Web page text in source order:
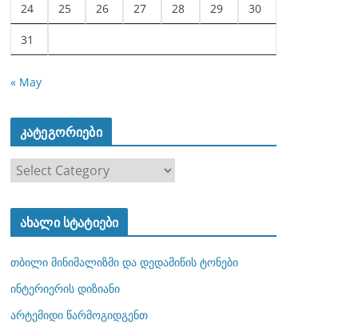
24 25 26 27 28 29 30
31
« May
კატეგორიები
ტ
ო
რ
ახალი სტატიები
თბილი მინიმალიზმი და დედამიწის ტონები
ინტერიერის დიზიანი
არტემიდი წარმოგიდგენთ